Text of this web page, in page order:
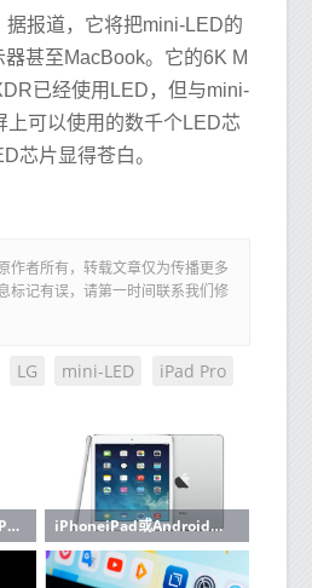
报道，它将把mini-LED的
甚至MacBook。它的6K M
已经使用LED，但与mini-
上可以使用的数千个LED芯
芯片显得苍白。
作者所有，转载文章仅为传播更多
标记有误，请第一时间联系我们修
LG mini-LED iPad Pro
Windows 8.1和Apple iPad的OneNote笔记应用程序现在可以分析笔迹 iPhoneiPad或Android之类的所有最新旗舰设备现在都没有外部存储器扩展插槽